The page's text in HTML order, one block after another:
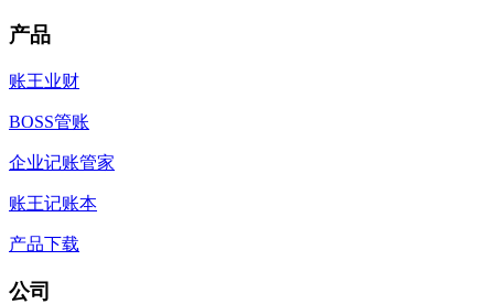
产品
账王业财
BOSS管账
企业记账管家
账王记账本
产品下载
公司